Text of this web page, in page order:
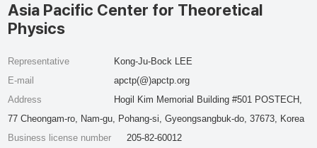
Asia Pacific Center for Theoretical
Physics
Representative
Kong-Ju-Bock LEE
E-mail
apctp(@)apctp.org
Address
Hogil Kim Memorial Building #501 POSTECH,
77 Cheongam-ro, Nam-gu, Pohang-si, Gyeongsangbuk-do, 37673, Korea
Business license number
205-82-60012